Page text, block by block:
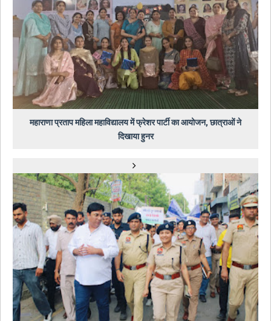
महाराणा प्रताप महिला महाविद्यालय में फ्रेशर पार्टी का आयोजन, छात्राओं ने
दिखाया हुनर